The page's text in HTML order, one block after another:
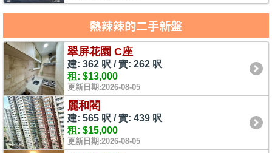
熱辣辣的二手新盤
翠屏花園 C座
建: 362 呎 / 實: 262 呎
租: $13,000
更新日期:2026-08-05
麗和閣
建: 565 呎 / 實: 439 呎
租: $15,000
更新日期:2026-08-05